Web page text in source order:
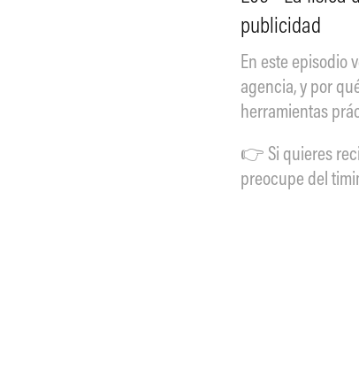
publicidad
En este episodio
agencia, y por
herramientas
👉 Si quieres
preocupe del